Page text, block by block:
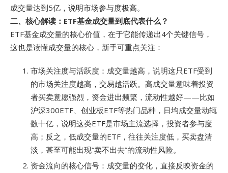
成交量达到5亿，说明市场参与度极高。
二、核心解读：ETF基金成交量到底代表什么？
ETF基金成交量的核心价值，在于它能传递出4个关键信号，
这也是读懂成交量的核心，新手可重点关注：
市场关注度与活跃度：成交量越高，说明这只ETF受到
的市场关注度越高，交易越活跃。高成交量意味着投资
者买卖意愿强烈，资金进出频繁，流动性越好——比如
沪深300ETF、创业板ETF等热门品种，日均成交量动辄
数十亿，说明这类ETF是市场主流选择，投资者参与度
高；反之，低成交量的ETF，往往关注度低，买卖盘清
淡，甚至可能出现“卖不出去”的流动性风险。
资金流向的核心信号：成交量的变化，直接反映资金的